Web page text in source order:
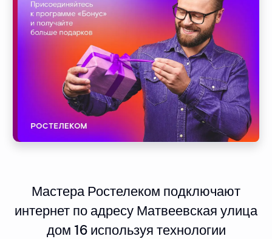
Мастера Ростелеком подключают
интернет по адресу Матвеевская улица
дом 16 используя технологии